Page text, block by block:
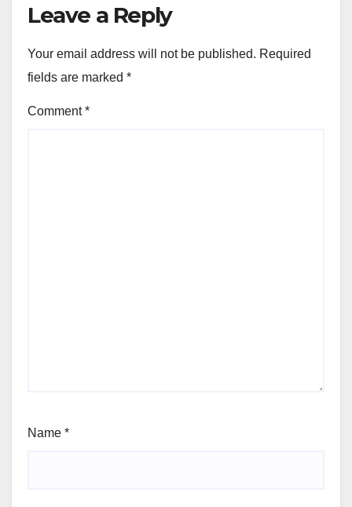
Leave a Reply
Your email address will not be published. Required
fields are marked *
Comment*
Name *